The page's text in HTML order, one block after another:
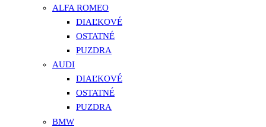
ALFA ROMEO
DIAĽKOVÉ
OSTATNÉ
PUZDRA
AUDI
DIAĽKOVÉ
OSTATNÉ
PUZDRA
BMW